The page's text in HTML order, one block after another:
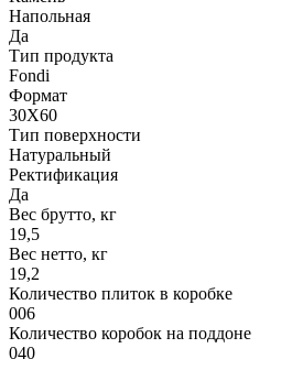
Напольная
Да
Тип продукта
Fondi
Формат
30X60
Тип поверхности
Натуральный
Ректификация
Да
Вес брутто, кг
19,5
Вес нетто, кг
19,2
Количество плиток в коробке
006
Количество коробок на поддоне
040